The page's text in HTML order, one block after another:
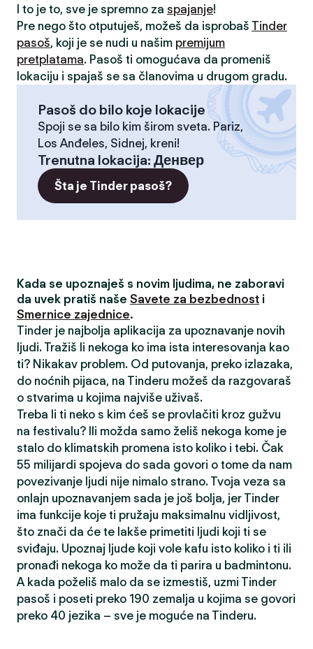
I to je to, sve je spremno za spajanje!
Pre nego što otputuješ, možeš da isprobaš Tinder
pasoš, koji je se nudi u našim premijum
pretplatama. Pasoš ti omogućava da promeniš
lokaciju i spajaš se sa članovima u drugom gradu.
Pasoš do bilo koje lokacije
Spoji se sa bilo kim širom sveta. Pariz,
Los Anđeles, Sidnej, kreni!
Trenutna lokacija: Денвер
Šta je Tinder pasoš?
Kada se upoznaješ s novim ljudima, ne zaboravi
da uvek pratiš naše Savete za bezbednost i
Smernice zajednice.
Tinder je najbolja aplikacija za upoznavanje novih
ljudi. Tražiš li nekoga ko ima ista interesovanja kao
ti? Nikakav problem. Od putovanja, preko izlazaka,
do noćnih pijaca, na Tinderu možeš da razgovaraš
o stvarima u kojima najviše uživaš.
Treba li ti neko s kim ćeš se provlačiti kroz gužvu
na festivalu? Ili možda samo želiš nekoga kome je
stalo do klimatskih promena isto koliko i tebi. Čak
55 milijardi spojeva do sada govori o tome da nam
povezivanje ljudi nije nimalo strano. Tvoja veza sa
onlajn upoznavanjem sada je još bolja, jer Tinder
ima funkcije koje ti pružaju maksimalnu vidljivost,
što znači da će te lakše primetiti ljudi koji ti se
sviđaju. Upoznaj ljude koji vole kafu isto koliko i ti ili
pronađi nekoga ko može da ti parira u badmintonu.
A kada poželiš malo da se izmestiš, uzmi Tinder
pasoš i poseti preko 190 zemalja u kojima se govori
preko 40 jezika – sve je moguće na Tinderu.